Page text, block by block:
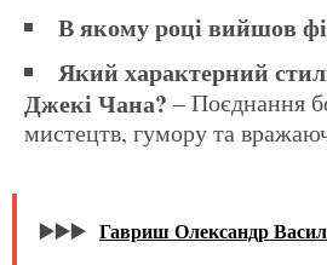
В якому році вийшов
Який характерний стиль бойового кіно
Джекі Чана? – Поєднання
мистецтв, гумору та
▶️▶️▶️ Гавриш Олександр